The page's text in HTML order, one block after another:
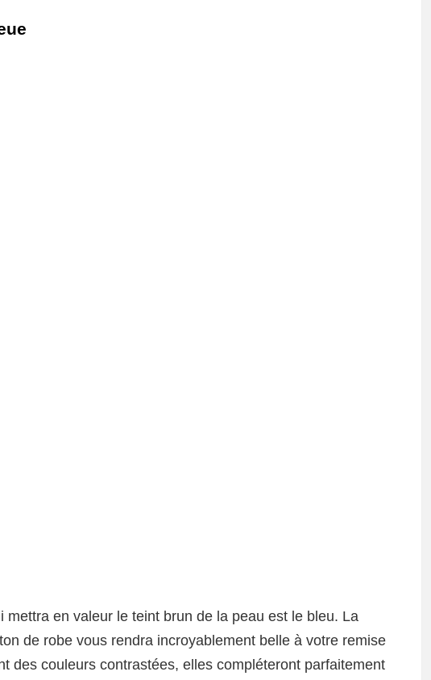
mettra en valeur le teint brun de la peau est le bleu. La
de robe vous rendra incroyablement belle à votre remise
des couleurs contrastées, elles compléteront parfaitement